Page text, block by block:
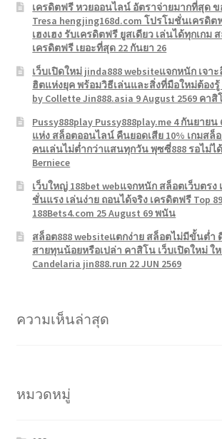
เครดิตฟรี หวยออนไลน์ อัตราจ่ายมากที่สุด ข
Tresa hengjing168d.com โปรโมชั่นเครดิต
เฮงเฮง รับเครดิตฟรี ยูสเดียว เล่นได้ทุกเกม
เครดิตฟรี เยอะที่สุด 22 กันยา 26
เว็บเปิดใหม่ jinda888 websiteแจกหนัก เจา
ฮิตแห่งยุค พร้อมวิธีเล่นและสิ่งที่มือใหม่ต้องรู้
by Collette Jin888.asia 9 August 2569 คาสิ
Pussy888play Pussy888play.me 4 กันยาย
แห่ง สล็อตออนไลน์ คืนยอดเสีย 10% เกมส
คนเล่นไม่ต่ำกว่าแสนทุกวัน พุซซี่888 รอไม่ได้
Berniece
เว็บใหญ่ 188bet webแจกหนัก สล็อตเว็บตรง
ชั่นแรง เล่นง่าย ถอนได้จริง เครดิตฟรี Top
188Bets4.com 25 August 69 พนัน
สล็อต888 websiteแตกง่าย สล็อตไม่มีขั้นต่ำ
สายทุนน้อยหรือเปล่า คาสิโน เว็บเปิดใหม่ ใ
Candelaria jin888.run 22 JUN 2569
ความเห็นล่าสุด
หมวดหมู่